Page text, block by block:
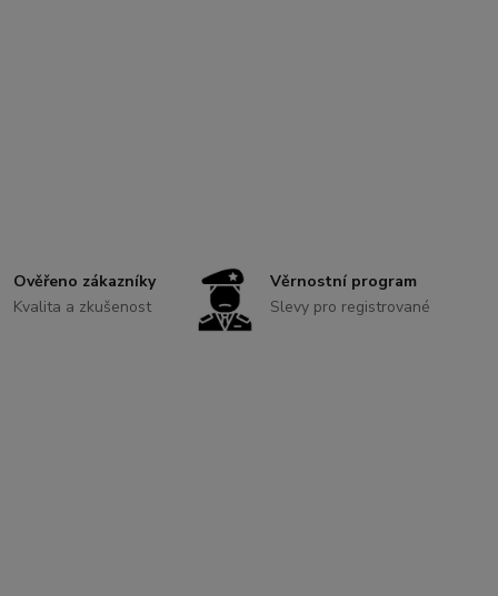
Ověřeno zákazníky
Kvalita a zkušenost
Věrnostní program
Slevy pro registrované